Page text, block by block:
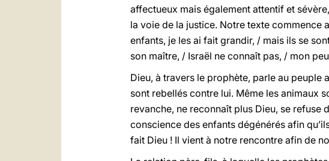
affectueux mais également attentif et
la voie de la justice. Notre texte commence
enfants, je les ai fait grandir, / mais ils se
son maître, / Israël ne connaît pas, / mon
Dieu, à travers le prophète, parle au peuple
sont rebellés contre lui. Même les animaux
revanche, ne reconnaît plus Dieu, se refuse
conscience des enfants dégénérés afin
fait Dieu ! Il vient à notre rencontre afin de